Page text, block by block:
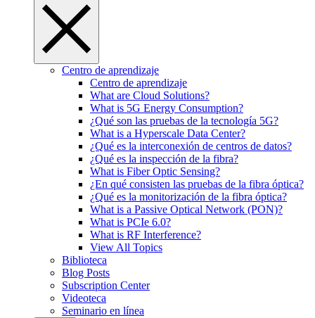
Centro de aprendizaje
Centro de aprendizaje
What are Cloud Solutions?
What is 5G Energy Consumption?
¿Qué son las pruebas de la tecnología 5G?
What is a Hyperscale Data Center?
¿Qué es la interconexión de centros de datos?
¿Qué es la inspección de la fibra?
What is Fiber Optic Sensing?
¿En qué consisten las pruebas de la fibra óptica?
¿Qué es la monitorización de la fibra óptica?
What is a Passive Optical Network (PON)?
What is PCIe 6.0?
What is RF Interference?
View All Topics
Biblioteca
Blog Posts
Subscription Center
Videoteca
Seminario en línea